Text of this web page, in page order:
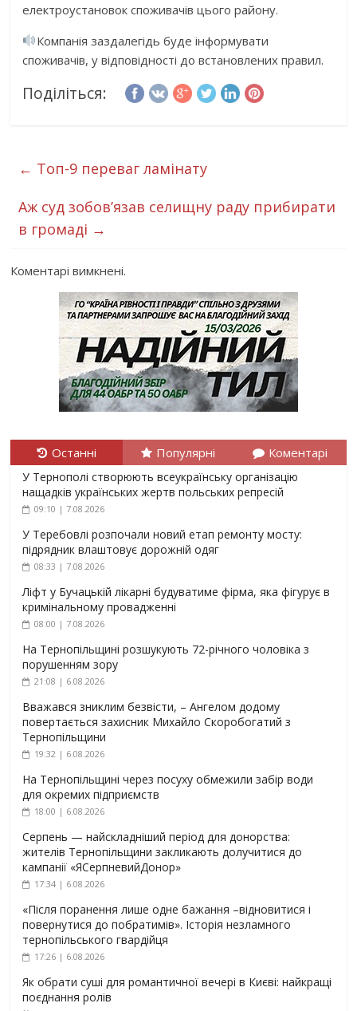
електроустановок споживачів цього району.
Компанія заздалегідь буде інформувати
споживачів, у відповідності до встановлених правил.
Поділіться:
← Топ-9 переваг ламінату
Аж суд зобов’язав селищну раду прибирати
в громаді →
Коментарі вимкнені.
Останні Популярні Коментарі
У Тернополі створюють всеукраїнську організацію
нащадків українських жертв польських репресій
09:10 | 7.08.2026
У Теребовлі розпочали новий етап ремонту мосту:
підрядник влаштовує дорожній одяг
08:33 | 7.08.2026
Ліфт у Бучацькій лікарні будуватиме фірма, яка фігурує в
кримінальному провадженні
08:00 | 7.08.2026
На Тернопільщині розшукують 72-річного чоловіка з
порушенням зору
21:08 | 6.08.2026
Вважався зниклим безвісти, – Ангелом додому
повертається захисник Михайло Скоробогатий з
Тернопільщини
19:32 | 6.08.2026
На Тернопільщині через посуху обмежили забір води
для окремих підприємств
18:00 | 6.08.2026
Серпень — найскладніший період для донорства:
жителів Тернопільщини закликають долучитися до
кампанії «ЯСерпневийДонор»
17:34 | 6.08.2026
«Після поранення лише одне бажання –відновитися і
повернутися до побратимів». Історія незламного
тернопільського гвардійця
17:26 | 6.08.2026
Як обрати суші для романтичної вечері в Києві: найкращі
поєднання ролів